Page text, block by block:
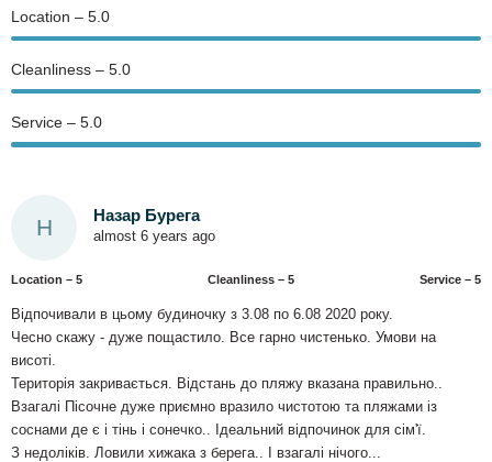
Location – 5.0
Сleanliness – 5.0
Service – 5.0
Н Назар Бурега
almost 6 years ago
Location – 5 Сleanliness – 5 Service – 5
Відпочивали в цьому будиночку з 3.08 по 6.08 2020 року.
Чесно скажу - дуже пощастило. Все гарно чистенько. Умови на
висоті.
Територія закривається. Відстань до пляжу вказана правильно..
Взагалі Пісочне дуже приємно вразило чистотою та пляжами із
соснами де є і тінь і сонечко.. Ідеальний відпочинок для сім'ї.
З недоліків. Ловили хижака з берега.. І взагалі нічого...